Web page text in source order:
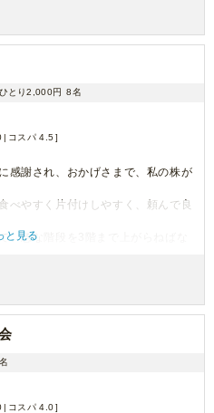
ひとり2,000円 8名
コスパ 4.5
感謝され、おかげさまで、私の株が
べやすく片付けしやすく、頼んで良
、急な階段を3階まで上がらねばな
方で、気持ち良かったです。助かり
た。
と見る
コスパ 4.0